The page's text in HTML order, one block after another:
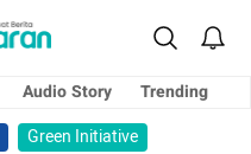
Audio Story
Trending
Green Initiative